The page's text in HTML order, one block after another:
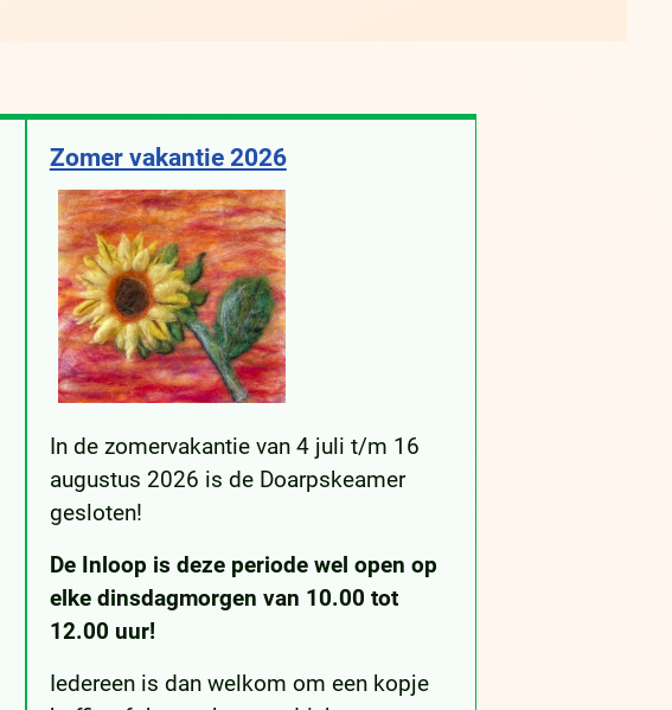
Zomer vakantie 2026
In de zomervakantie van 4 juli t/m 16
augustus 2026 is de Doarpskeamer
gesloten!
De Inloop is deze periode wel open op
elke dinsdagmorgen van 10.00 tot
12.00 uur!
Iedereen is dan welkom om een kopje